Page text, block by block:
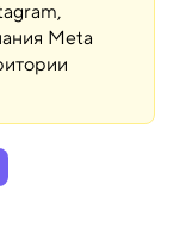
Meta